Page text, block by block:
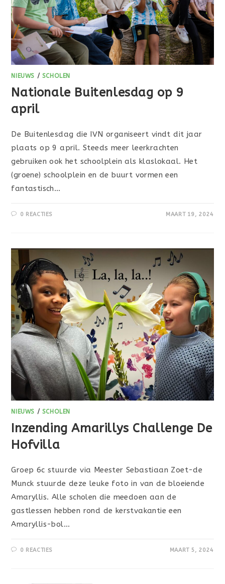
NIEUWS / SCHOLEN
Nationale Buitenlesdag op 9
april
De Buitenlesdag die IVN organiseert vindt dit jaar
plaats op 9 april. Steeds meer leerkrachten
gebruiken ook het schoolplein als klaslokaal. Het
(groene) schoolplein en de buurt vormen een
fantastisch…
0 REACTIES MAART 19, 2024
NIEUWS / SCHOLEN
Inzending Amarillys Challenge De
Hofvilla
Groep 6c stuurde via Meester Sebastiaan Zoet-de
Munck stuurde deze leuke foto in van de bloeiende
Amaryllis. Alle scholen die meedoen aan de
gastlessen hebben rond de kerstvakantie een
Amaryllis-bol…
0 REACTIES MAART 5, 2024